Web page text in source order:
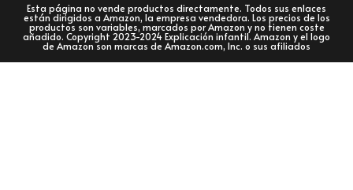
Esta página no vende productos directamente. Todos sus enlaces
están dirigidos a Amazon, la empresa vendedora. Los precios de los
productos son variables, marcados por Amazon y no tienen coste
añadido. Copyright 2023-2024 Explicación infantil. Amazon y el logo
de Amazon son marcas de Amazon.com, Inc. o sus afiliados